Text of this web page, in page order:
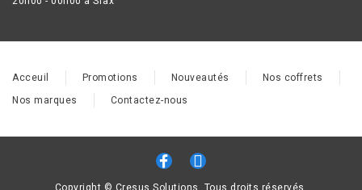
Acceuil Promotions Nouveautés
Nos coffrets
Nos marques
Contactez-nous